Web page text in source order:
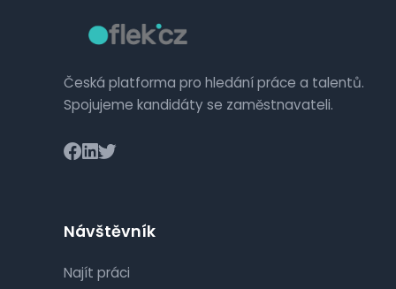
Česká platforma pro hledání práce a talentů.
Spojujeme kandidáty se zaměstnavateli.
Návštěvník
Najít práci